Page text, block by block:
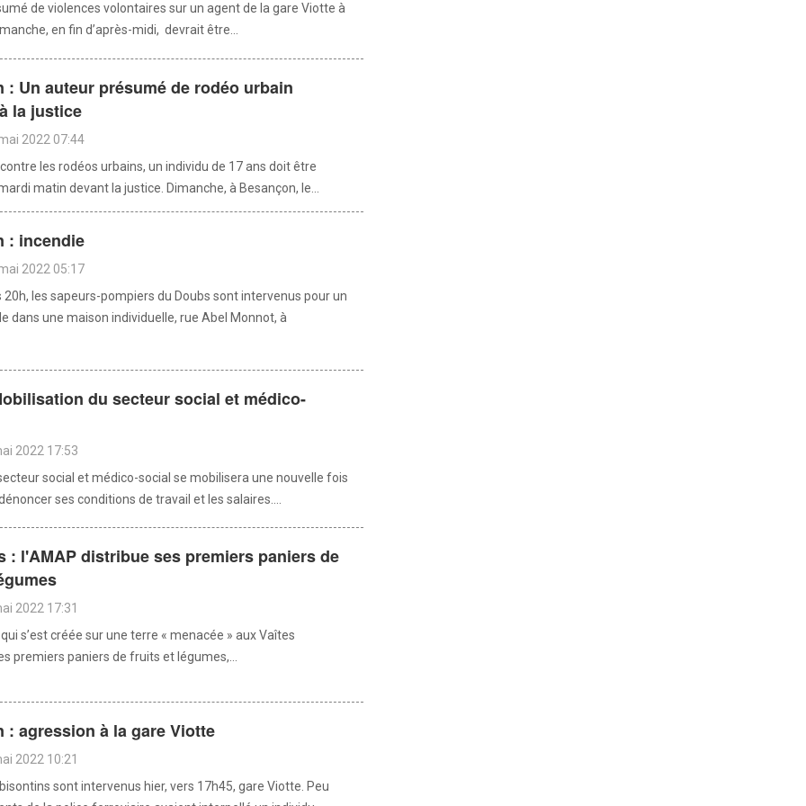
de violences volontaires sur un agent de la gare Viotte à
en fin d’après-midi, devrait être...
: Un auteur présumé de rodéo urbain
la justice
2022 07:44
les rodéos urbains, un individu de 17 ans doit être
matin devant la justice. Dimanche, à Besançon, le...
: incendie
2022 05:17
20h, les sapeurs-pompiers du Doubs sont intervenus pour un
dans une maison individuelle, rue Abel Monnot, à
du secteur social et médico-
2022 17:53
social et médico-social se mobilisera une nouvelle fois
ses conditions de travail et les salaires....
: l'AMAP distribue ses premiers paniers de
2022 17:31
s’est créée sur une terre « menacée » aux Vaîtes
premiers paniers de fruits et légumes,...
: agression à la gare Viotte
2022 10:21
sont intervenus hier, vers 17h45, gare Viotte. Peu